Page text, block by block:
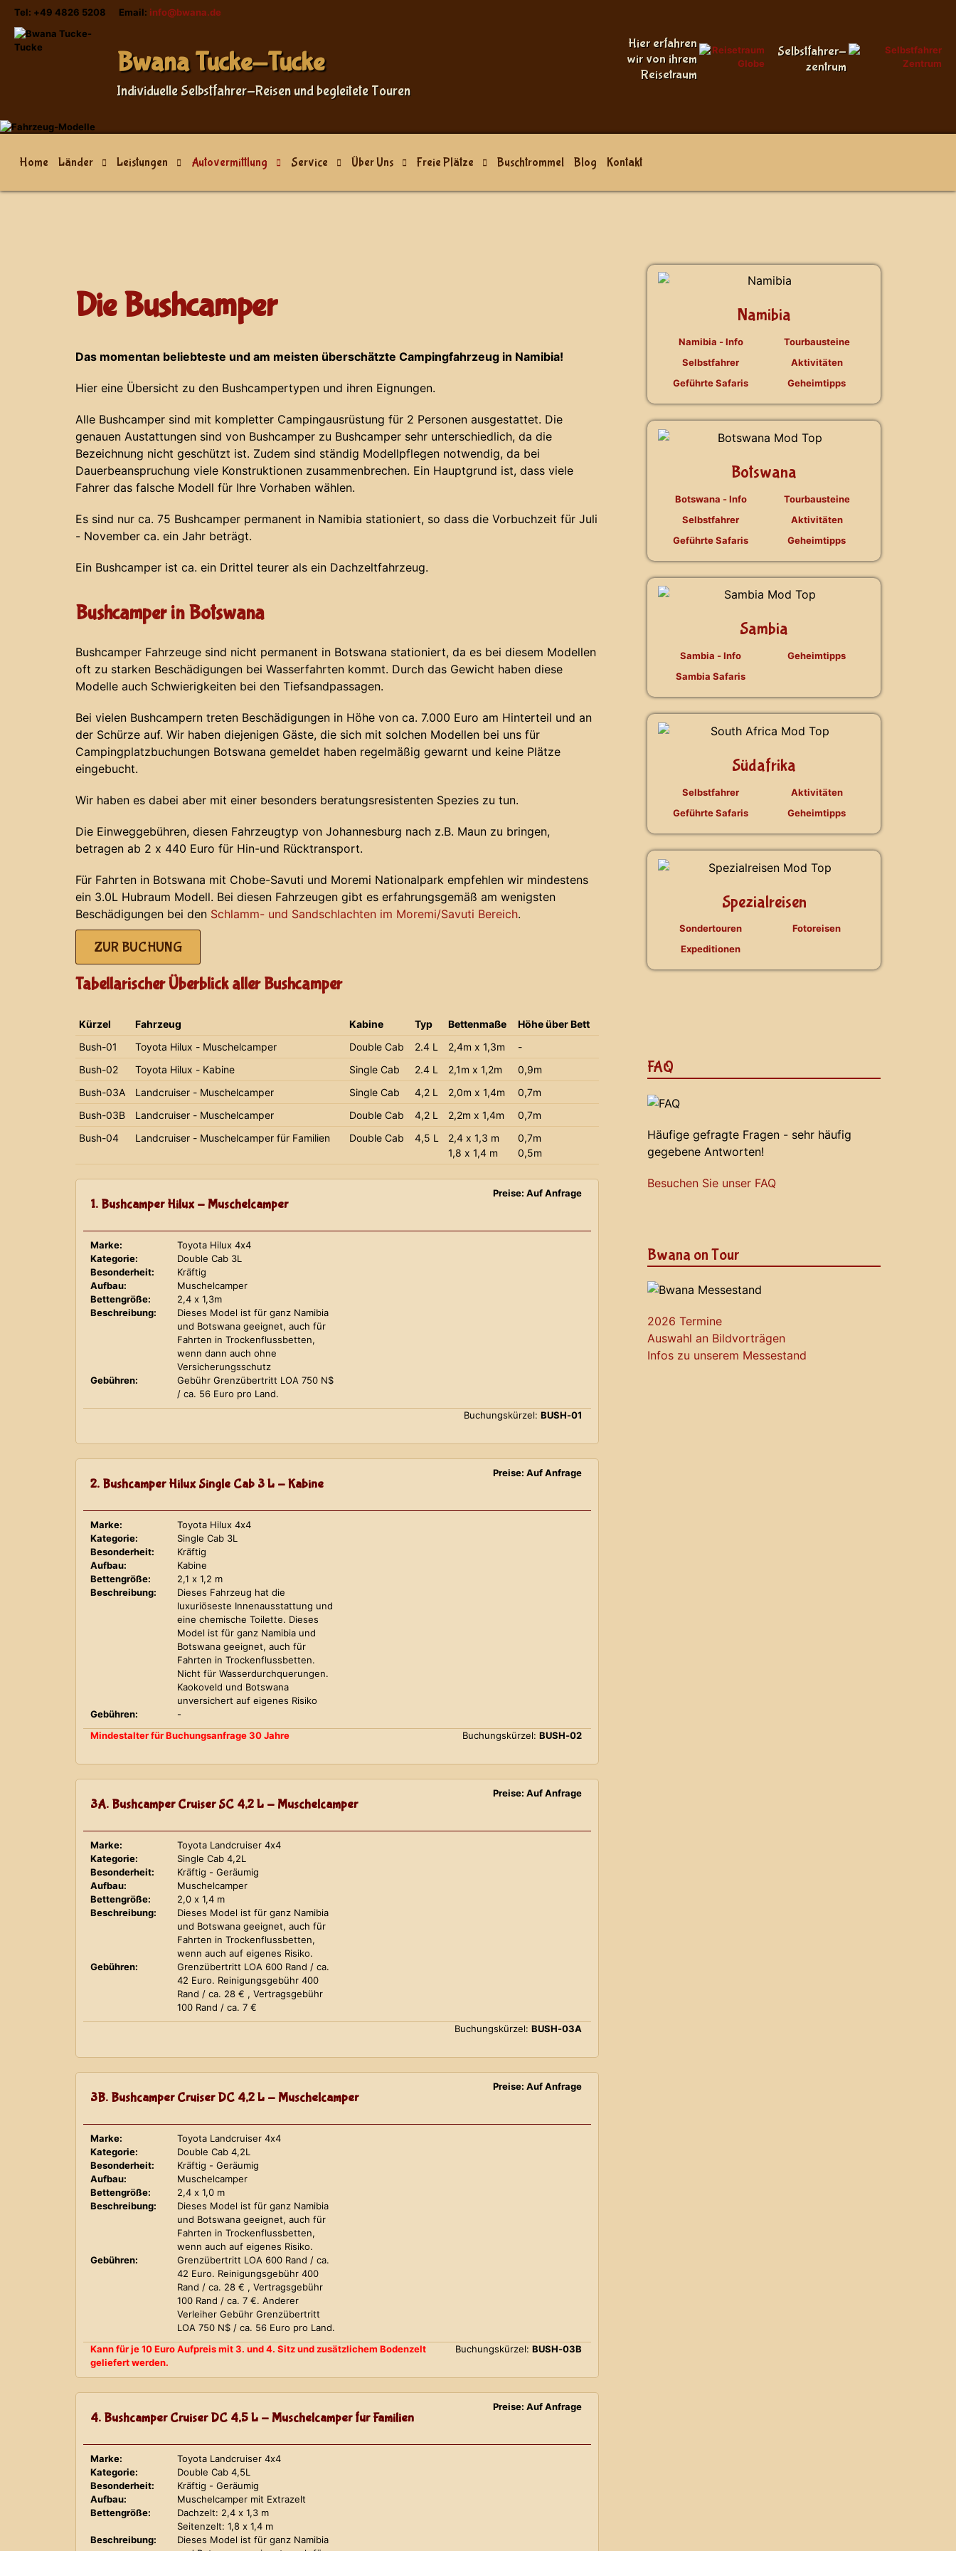
Tel: +49 4826 5208 Email: info@bwana.de
Sprache auswählen
Bwana Tucke-Tucke
Individuelle Selbstfahrer-Reisen und begleitete Touren
Hier erfahren
wir von ihrem
Reisetraum
Selbstfahrer-
zentrum
Home Länder Leistungen Autovermittlung Service Über Uns Freie Plätze Buschtrommel Blog Kontakt
Die Bushcamper
Das momentan beliebteste und am meisten überschätzte Campingfahrzeug in Namibia!
Hier eine Übersicht zu den Bushcampertypen und ihren Eignungen.
Alle Bushcamper sind mit kompletter Campingausrüstung für 2 Personen ausgestattet. Die
genauen Austattungen sind von Bushcamper zu Bushcamper sehr unterschiedlich, da die
Bezeichnung nicht geschützt ist. Zudem sind ständig Modellpflegen notwendig, da bei
Dauerbeanspruchung viele Konstruktionen zusammenbrechen. Ein Hauptgrund ist, dass viele
Fahrer das falsche Modell für Ihre Vorhaben wählen.
Es sind nur ca. 75 Bushcamper permanent in Namibia stationiert, so dass die Vorbuchzeit für Juli
- November ca. ein Jahr beträgt.
Ein Bushcamper ist ca. ein Drittel teurer als ein Dachzeltfahrzeug.
Bushcamper in Botswana
Bushcamper Fahrzeuge sind nicht permanent in Botswana stationiert, da es bei diesem Modellen
oft zu starken Beschädigungen bei Wasserfahrten kommt. Durch das Gewicht haben diese
Modelle auch Schwierigkeiten bei den Tiefsandpassagen.
Bei vielen Bushcampern treten Beschädigungen in Höhe von ca. 7.000 Euro am Hinterteil und an
der Schürze auf. Wir haben diejenigen Gäste, die sich mit solchen Modellen bei uns für
Campingplatzbuchungen Botswana gemeldet haben regelmäßig gewarnt und keine Plätze
eingebucht.
Wir haben es dabei aber mit einer besonders beratungsresistenten Spezies zu tun.
Die Einweggebühren, diesen Fahrzeugtyp von Johannesburg nach z.B. Maun zu bringen,
betragen ab 2 x 440 Euro für Hin-und Rücktransport.
Für Fahrten in Botswana mit Chobe-Savuti und Moremi Nationalpark empfehlen wir mindestens
ein 3.0L Hubraum Modell. Bei diesen Fahrzeugen gibt es erfahrungsgemäß am wenigsten
Beschädigungen bei den Schlamm- und Sandschlachten im Moremi/Savuti Bereich.
ZUR BUCHUNG
Tabellarischer Überblick aller Bushcamper
Kürzel Fahrzeug Kabine Typ Bettenmaße
Höhe über Bett
Bush-01
Toyota Hilux - Muschelcamper Double Cab 2.4 L 2,4m x 1,3m
-
Bush-02
Toyota Hilux - Kabine Single Cab 2.4 L 2,1m x 1,2m
0,9m
Bush-03A
Landcruiser - Muschelcamper Single Cab 4,2 L 2,0m x 1,4m
0,7m
Bush-03B
Landcruiser - Muschelcamper Double Cab 4,2 L 2,2m x 1,4m
0,7m
Bush-04
Landcruiser - Muschelcamper für Familien Double Cab 4,5 L
2,4 x 1,3 m
1,8 x 1,4 m
0,7m
0,5m
1. Bushcamper Hilux - Muschelcamper
Preise: Auf Anfrage
Marke:
Toyota Hilux 4x4
Kategorie:
Double Cab 3L
Besonderheit:
Kräftig
Aufbau:
Muschelcamper
Bettengröße:
2,4 x 1,3m
Beschreibung:
Dieses Model ist für ganz Namibia
und Botswana geeignet, auch für
Fahrten in Trockenflussbetten,
wenn dann auch ohne
Versicherungsschutz
Gebühren:
Gebühr Grenzübertritt LOA 750 N$
/ ca. 56 Euro pro Land.
Buchungskürzel: BUSH-01
2. Bushcamper Hilux Single Cab 3 L - Kabine
Preise: Auf Anfrage
Marke:
Toyota Hilux 4x4
Kategorie:
Single Cab 3L
Besonderheit:
Kräftig
Aufbau:
Kabine
Bettengröße:
2,1 x 1,2 m
Beschreibung:
Dieses Fahrzeug hat die
luxuriöseste Innenausstattung und
eine chemische Toilette. Dieses
Model ist für ganz Namibia und
Botswana geeignet, auch für
Fahrten in Trockenflussbetten.
Nicht für Wasserdurchquerungen.
Kaokoveld und Botswana
unversichert auf eigenes Risiko
Gebühren:
-
Mindestalter für Buchungsanfrage 30 Jahre
Buchungskürzel: BUSH-02
3A. Bushcamper Cruiser SC 4,2 L - Muschelcamper
Preise: Auf Anfrage
Marke:
Toyota Landcruiser 4x4
Kategorie:
Single Cab 4,2L
Besonderheit:
Kräftig - Geräumig
Aufbau:
Muschelcamper
Bettengröße:
2,0 x 1,4 m
Beschreibung:
Dieses Model ist für ganz Namibia
und Botswana geeignet, auch für
Fahrten in Trockenflussbetten,
wenn auch auf eigenes Risiko.
Gebühren:
Grenzübertritt LOA 600 Rand / ca.
42 Euro. Reinigungsgebühr 400
Rand / ca. 28 € , Vertragsgebühr
100 Rand / ca. 7 €
Buchungskürzel: BUSH-03A
3B. Bushcamper Cruiser DC 4,2 L - Muschelcamper
Preise: Auf Anfrage
Marke:
Toyota Landcruiser 4x4
Kategorie:
Double Cab 4,2L
Besonderheit:
Kräftig - Geräumig
Aufbau:
Muschelcamper
Bettengröße:
2,4 x 1,0 m
Beschreibung:
Dieses Model ist für ganz Namibia
und Botswana geeignet, auch für
Fahrten in Trockenflussbetten,
wenn auch auf eigenes Risiko.
Gebühren:
Grenzübertritt LOA 600 Rand / ca.
42 Euro. Reinigungsgebühr 400
Rand / ca. 28 € , Vertragsgebühr
100 Rand / ca. 7 €. Anderer
Verleiher Gebühr Grenzübertritt
LOA 750 N$ / ca. 56 Euro pro Land.
Kann für je 10 Euro Aufpreis mit 3. und 4. Sitz und zusätzlichem Bodenzelt
geliefert werden.
Buchungskürzel: BUSH-03B
4. Bushcamper Cruiser DC 4,5 L - Muschelcamper für Familien
Preise: Auf Anfrage
Marke:
Toyota Landcruiser 4x4
Kategorie:
Double Cab 4,5L
Besonderheit:
Kräftig - Geräumig
Aufbau:
Muschelcamper mit Extrazelt
Bettengröße:
Dachzelt: 2,4 x 1,3 m
Seitenzelt: 1,8 x 1,4 m
Beschreibung:
Dieses Model ist für ganz Namibia
Namibia
Namibia - Info
Selbstfahrer
Geführte Safaris
Tourbausteine
Aktivitäten
Geheimtipps
Botswana
Botswana - Info
Selbstfahrer
Geführte Safaris
Tourbausteine
Aktivitäten
Geheimtipps
Sambia
Sambia - Info
Sambia Safaris
Geheimtipps
Südafrika
Selbstfahrer
Geführte Safaris
Aktivitäten
Geheimtipps
Spezialreisen
Sondertouren
Expeditionen
Fotoreisen
FAQ
Häufige gefragte Fragen - sehr häufig
gegebene Antworten!
Besuchen Sie unser FAQ
Bwana on Tour
2026 Termine
Auswahl an Bildvorträgen
Infos zu unserem Messestand